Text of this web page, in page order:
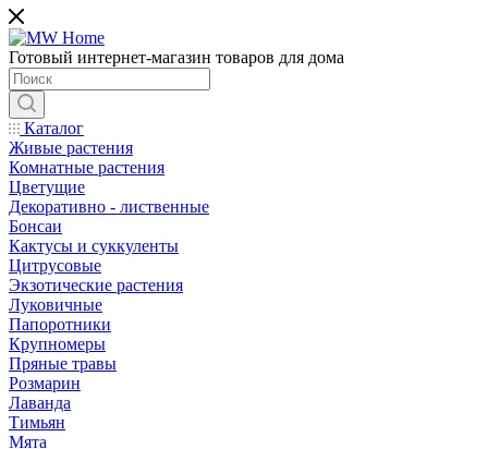
Готовый интернет-магазин товаров для дома
Каталог
Живые растения
Комнатные растения
Цветущие
Декоративно - лиственные
Бонсаи
Кактусы и суккуленты
Цитрусовые
Экзотические растения
Луковичные
Папоротники
Крупномеры
Пряные травы
Розмарин
Лаванда
Тимьян
Мята